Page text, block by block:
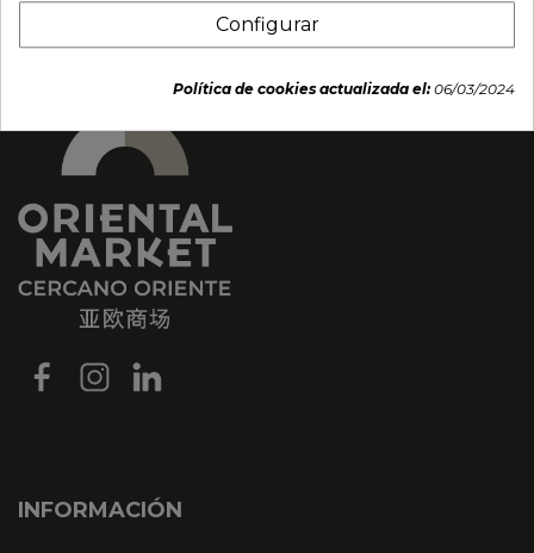
INFORMACIÓN
Configurar
Política de cookies actualizada el:06/03/2024